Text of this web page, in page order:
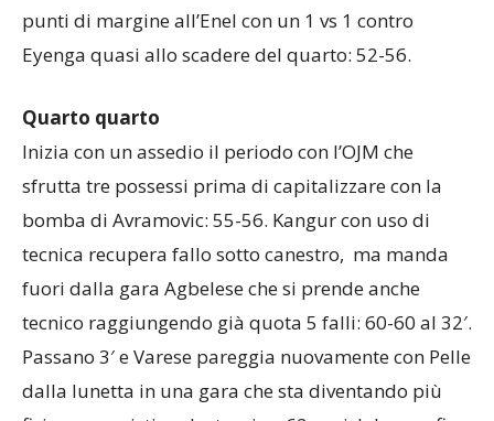
punti di margine all’Enel con un 1 vs 1 contro
Eyenga quasi allo scadere del quarto: 52-56.
Quarto quarto
Inizia con un assedio il periodo con l’OJM che
sfrutta tre possessi prima di capitalizzare con la
bomba di Avramovic: 55-56. Kangur con uso di
tecnica recupera fallo sotto canestro, ma manda
fuori dalla gara Agbelese che si prende anche
tecnico raggiungendo già quota 5 falli: 60-60 al 32′.
Passano 3′ e Varese pareggia nuovamente con Pelle
dalla lunetta in una gara che sta diventando più